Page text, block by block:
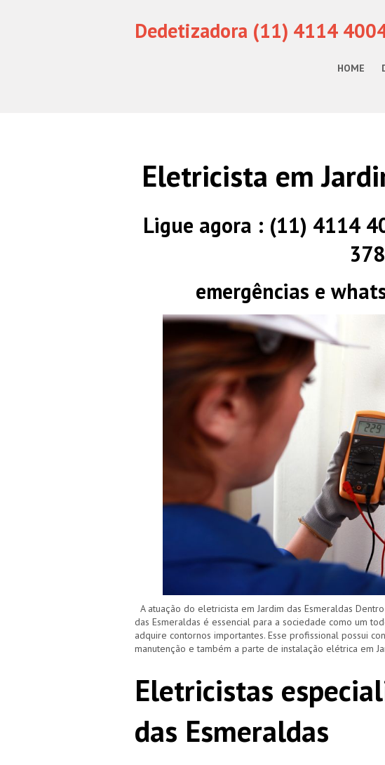
Dedetizadora (11) 4114
HOME
Eletricista em
Ligue agora : (11) 4114
emergências e
A atuação do eletricista em Jardim das Esmeraldas
das Esmeraldas é essencial para a sociedade como um
adquire contornos importantes. Esse profissional possui
manutenção e também a parte de instalação elétrica em
Eletricistas
das Esmeraldas